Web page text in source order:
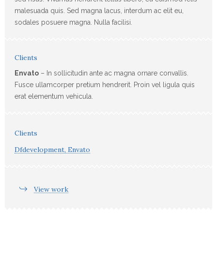
malesuada quis. Sed magna lacus, interdum ac elit eu,
sodales posuere magna. Nulla facilisi.
Clients
Envato – In sollicitudin ante ac magna ornare convallis.
Fusce ullamcorper pretium hendrerit. Proin vel ligula quis
erat elementum vehicula.
Clients
Dfdevelopment, Envato
View work